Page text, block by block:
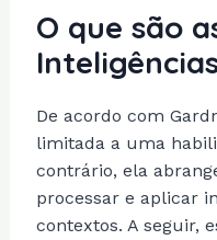
O que são
De acordo com
limitada a uma
contrário, ela
processar e aplicar
contextos. A seguir,